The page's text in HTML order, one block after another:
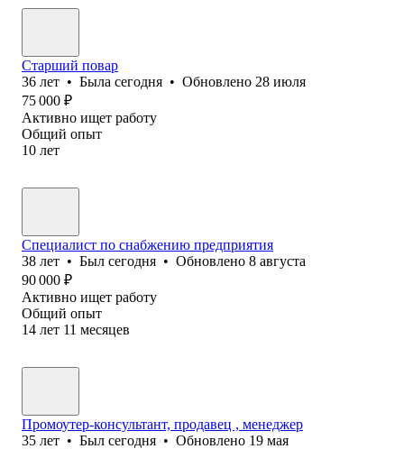
Старший повар
36 лет • Была сегодня • Обновлено 28 июля
75 000 ₽
Активно ищет работу
Общий опыт
10 лет
Специалист по снабжению предприятия
38 лет • Был сегодня • Обновлено 8 августа
90 000 ₽
Активно ищет работу
Общий опыт
14 лет 11 месяцев
Промоутер-консультант, продавец , менеджер
35 лет • Был сегодня • Обновлено 19 мая